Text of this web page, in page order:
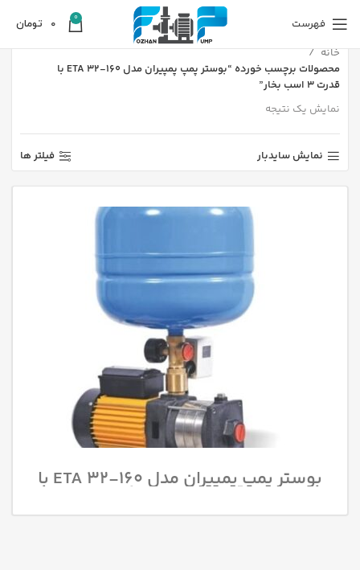
فهرست 0
0 تومان
خانه
محصولات برچسب خورده “بوستر پمپ پمپیران مدل 160-ETA 32 با
قدرت 3 اسب بخار”
نمایش یک نتیجه
نمایش سایدبار فیلتر ها
بوستر پمپ پمپیران مدل 160-ETA 32 با
قدرت 3 اسب بخار